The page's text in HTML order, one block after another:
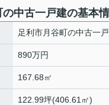
中古一戸建の基本
足利市月谷町の中古一
890万円
167.68㎡
122.99坪(406.61㎡)